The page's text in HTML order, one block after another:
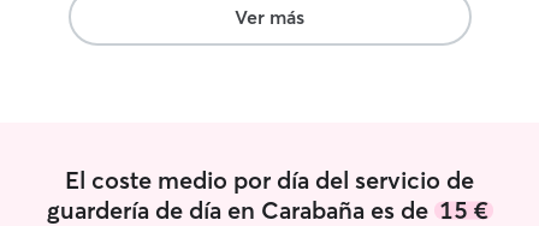
Hacemos
sobrerodo responsable
dia ,por la
paseo y por la
Ver más
El coste medio por día del servicio de
guardería de día en Carabaña es de 15 €